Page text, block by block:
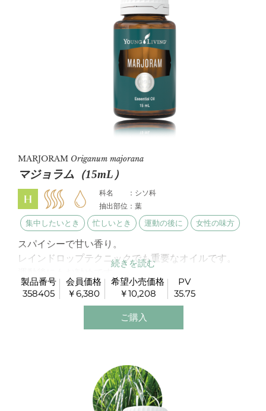
MARJORAM Origanum majorana
マジョラム（15mL）
科名 ：シソ科
抽出部位：葉
集中したいとき 忙しいとき 運動の後に 女性の味方
スパイシーで甘い香り。
レインドロップテクニックでも重要なオイルです。
製品番号
358405
会員価格
￥6,380
希望小売価格
￥10,208
PV
35.75
ご購入